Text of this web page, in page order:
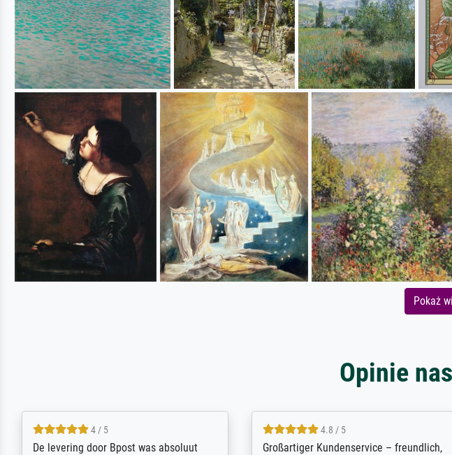
Pokaż
Opinie
5 / 5
Sehr gute Qualität des Leinwanddrucks
5 / 5
Für ein Erinnerungsbuch mit der